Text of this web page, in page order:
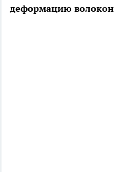
деформацию волокон